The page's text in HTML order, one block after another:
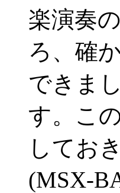
楽演奏
ろ、確
できま
す。こ
してお
(MSX-